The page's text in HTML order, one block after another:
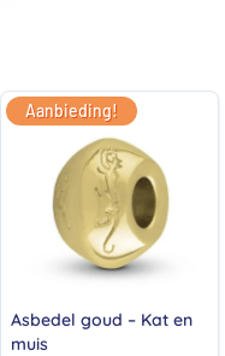
Aanbieding!
Asbedel goud – Kat en
muis